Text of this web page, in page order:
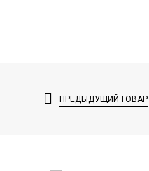
ПРЕДЫДУЩИЙ ТОВАР